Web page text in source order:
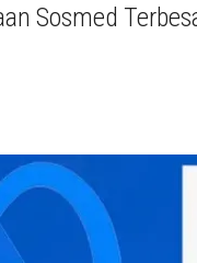
Sosmed